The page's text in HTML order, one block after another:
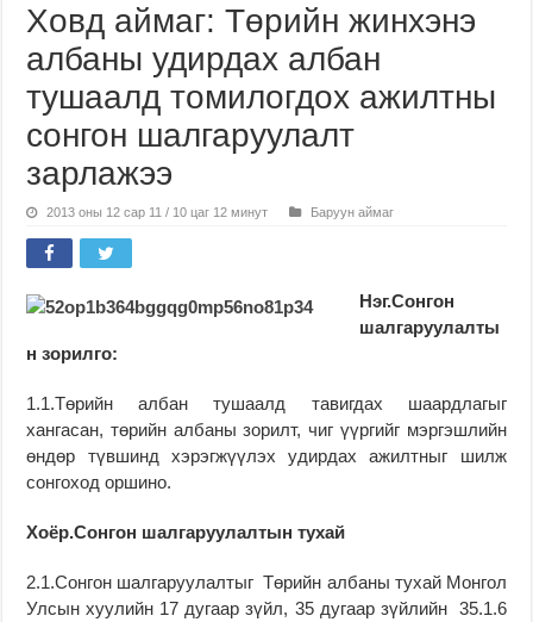
Ховд аймаг: Төрийн жинхэнэ
албаны удирдах албан
тушаалд томилогдох ажилтны
сонгон шалгаруулалт
зарлажээ
2013 оны 12 сар 11 / 10 цаг 12 минут Баруун аймаг
Нэг.Сонгон
шалгаруулалты
н зорилго:
1.1.Төрийн албан тушаалд тавигдах шаардлагыг
хангасан, төрийн албаны зорилт, чиг үүргийг мэргэшлийн
өндөр түвшинд хэрэгжүүлэх удирдах ажилтныг шилж
сонгоход оршино.
Хоёр.Сонгон шалгаруулалтын тухай
2.1.Сонгон шалгаруулалтыг Төрийн албаны тухай Монгол
Улсын хуулийн 17 дугаар зүйл, 35 дугаар зүйлийн 35.1.6